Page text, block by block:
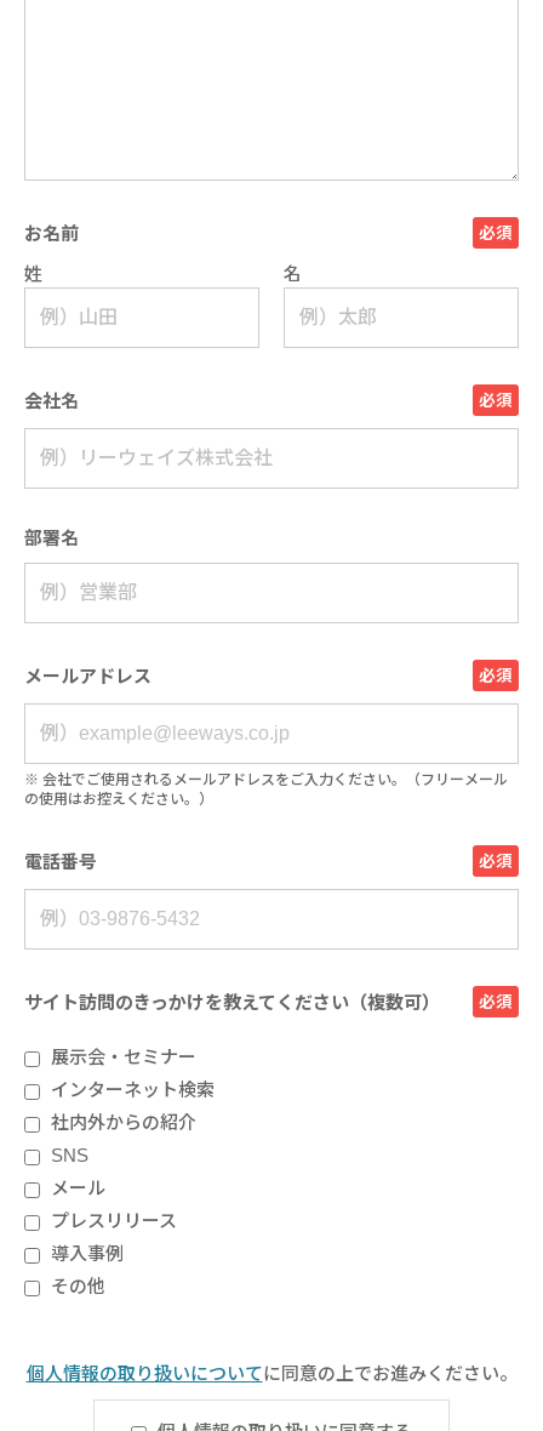
お名前 必須
姓 名
会社名 必須
部署名
メールアドレス 必須
※ 会社でご使用されるメールアドレスをご入力ください。​（フリーメール
の使用はお控えください。）
電話番号 必須
サイト訪問のきっかけを教えてください（複数可） 必須
展示会・セミナー
インターネット検索
社内外からの紹介
SNS
メール
プレスリリース
導入事例
その他
個人情報の​取り扱いについて​に同意の上でお進みください。